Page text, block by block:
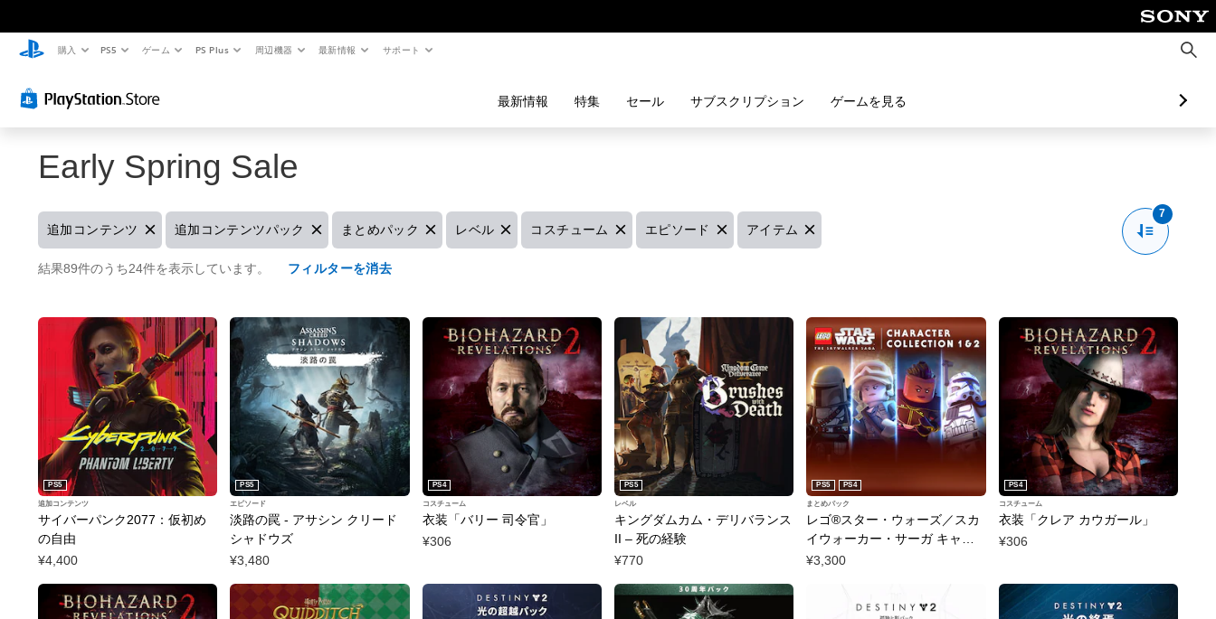
購入 PS5 ゲーム PS Plus 周辺機器 最新情報 サポート
検
索
最新情報 特集 セール サブスクリプション ゲームを見る
Early Spring Sale
7
追加コンテンツ
ィ
タ
加
ツ
を
削
除
追加コンテンツパック
ィ
タ
加
コ
ン
テ
ン
ツ
パ
ッ
ク
を
除
まとめパック
ィ
タ
め
パ
ッ
ク
を
削
除
レベル
ィ
ベ
ル
を
削
除
コスチューム
ィ
ス
チ
ュ
ー
ム
を
削
除
エピソード
ィ
ピ
ソ
ー
ド
を
削
除
アイテム
ィ
ム
を
削
除
結果89件のうち24件を表示しています。 フィルターを消去
サイバーパンク2077：仮初め
の自由
PS5
追加コンテンツ
¥4,400
淡路の罠 - アサシン クリード
シャドウズ
PS5
エピソード
¥3,480
衣装「バリー 司令官」
PS4
コスチューム
¥306
キングダムカム・デリバランス
II – 死の経験
PS5
レベル
¥770
レゴ®スター・ウォーズ／スカ
イウォーカー・サーガ キャラ
クター・コレクション1&2
PS5 PS4
まとめパック
¥3,300
衣装「クレア カウガール」
PS4
コスチューム
¥306